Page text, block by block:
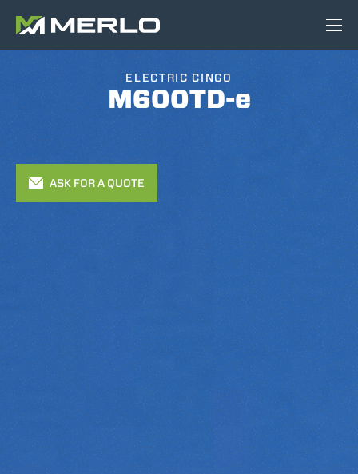
ELECTRIC CINGO
M600TD-e
ASK FOR A QUOTE